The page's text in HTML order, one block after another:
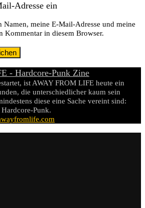
Adresse ein
Namen, meine E-Mail-Adresse und meine
Kommentar in diesem Browser.
ist AWAY FROM LIFE heute ein
die unterschiedlicher kaum sein
diese eine Sache vereint sind:
Punk.